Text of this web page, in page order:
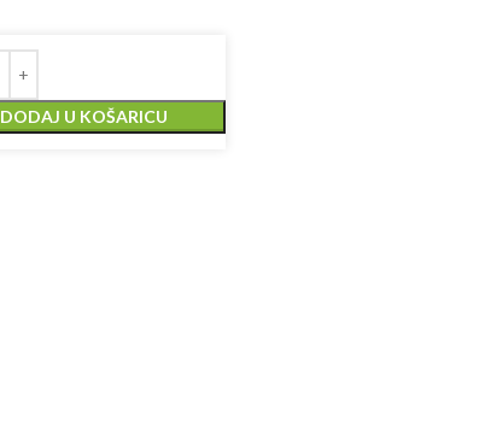
DODAJ U KOŠARICU